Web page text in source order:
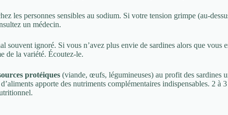
les personnes sensibles au sodium. Si votre tension grimpe (au-
un médecin.
souvent ignoré. Si vous n’avez plus envie de sardines alors que vous
de la variété. Écoutez-le.
protéiques (viande, œufs, légumineuses) au profit des sardines
apporte des nutriments complémentaires indispensables. 2 à